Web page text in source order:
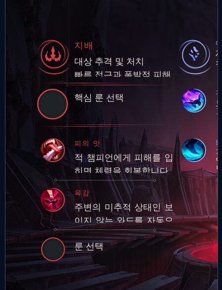
지배
대상 추격 및 처치
빠른 접근과 폭발적 피해
핵심 룬 선택
피의 맛
적 챔피언에게 피해를 입
히면 체력을 회복합니다.
육감
주변의 미추적 상태인 보
이지 않는 와드를 자동으
로 감지하여 추적합니다.
룬 선택